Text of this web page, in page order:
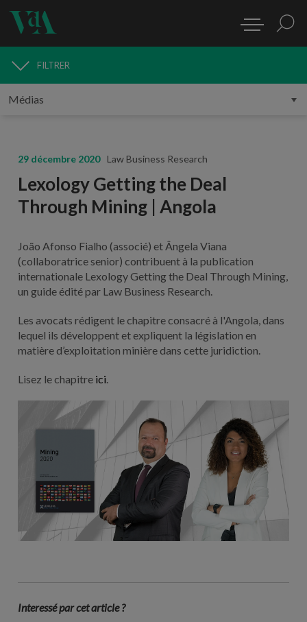
MÉDIAS
FILTRER
29 décembre 2020 Law Business Research
Lexology Getting the Deal
Through Mining | Angola
João Afonso Fialho (associé) et Ângela Viana
(collaboratrice senior) contribuent à la publication
internationale Lexology Getting the Deal Through Mining,
un guide édité par Law Business Research.
Les avocats rédigent le chapitre consacré à l'Angola, dans
lequel ils développent et expliquent la législation en
matière d’exploitation minière dans cette juridiction.
Lisez le chapitre ici
Interessé par cet article ?